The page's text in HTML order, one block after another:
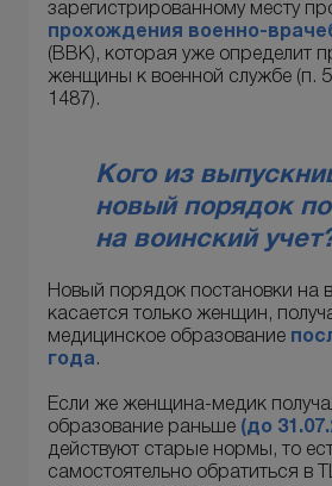
зарегистрированному месту
прохождения военно-
(ВВК), которая уже определит
женщины к военной службе (п.
1487).
Кого из
новый порядок
на воинский
Новый порядок постановки на
касается только женщин,
медицинское образование
года .
Если же женщина-медик
образование раньше (до
действуют старые нормы, то
самостоятельно обратиться в